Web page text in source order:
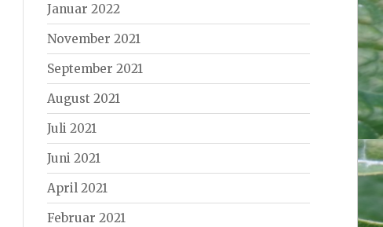
Januar 2022
November 2021
September 2021
August 2021
Juli 2021
Juni 2021
April 2021
Februar 2021